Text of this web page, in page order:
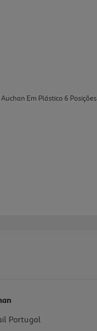
Em Plástico 6 Posições
Auchan 12 Posições
Portugal